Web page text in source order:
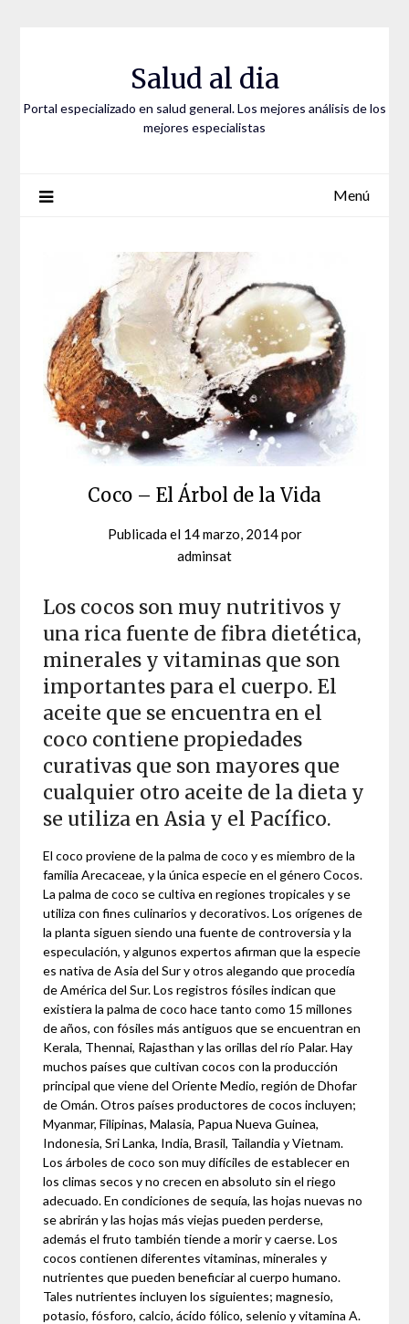
Salud al dia
Portal especializado en salud general. Los mejores análisis de los
mejores especialistas
Menú
Coco – El Árbol de la Vida
Publicada el 14 marzo, 2014por
adminsat
Los cocos son muy nutritivos y
una rica fuente de fibra dietética,
minerales y vitaminas que son
importantes para el cuerpo. El
aceite que se encuentra en el
coco contiene propiedades
curativas que son mayores que
cualquier otro aceite de la dieta y
se utiliza en Asia y el Pacífico.
El coco proviene de la palma de coco y es miembro de la
familia Arecaceae, y la única especie en el género Cocos.
La palma de coco se cultiva en regiones tropicales y se
utiliza con fines culinarios y decorativos. Los orígenes de
la planta siguen siendo una fuente de controversia y la
especulación, y algunos expertos afirman que la especie
es nativa de Asia del Sur y otros alegando que procedía
de América del Sur. Los registros fósiles indican que
existiera la palma de coco hace tanto como 15 millones
de años, con fósiles más antiguos que se encuentran en
Kerala, Thennai, Rajasthan y las orillas del río Palar. Hay
muchos países que cultivan cocos con la producción
principal que viene del Oriente Medio, región de Dhofar
de Omán. Otros países productores de cocos incluyen;
Myanmar, Filipinas, Malasia, Papua Nueva Guinea,
Indonesia, Sri Lanka, India, Brasil, Tailandia y Vietnam.
Los árboles de coco son muy difíciles de establecer en
los climas secos y no crecen en absoluto sin el riego
adecuado. En condiciones de sequía, las hojas nuevas no
se abrirán y las hojas más viejas pueden perderse,
además el fruto también tiende a morir y caerse. Los
cocos contienen diferentes vitaminas, minerales y
nutrientes que pueden beneficiar al cuerpo humano.
Tales nutrientes incluyen los siguientes; magnesio,
potasio, fósforo, calcio, ácido fólico, selenio y vitamina A.